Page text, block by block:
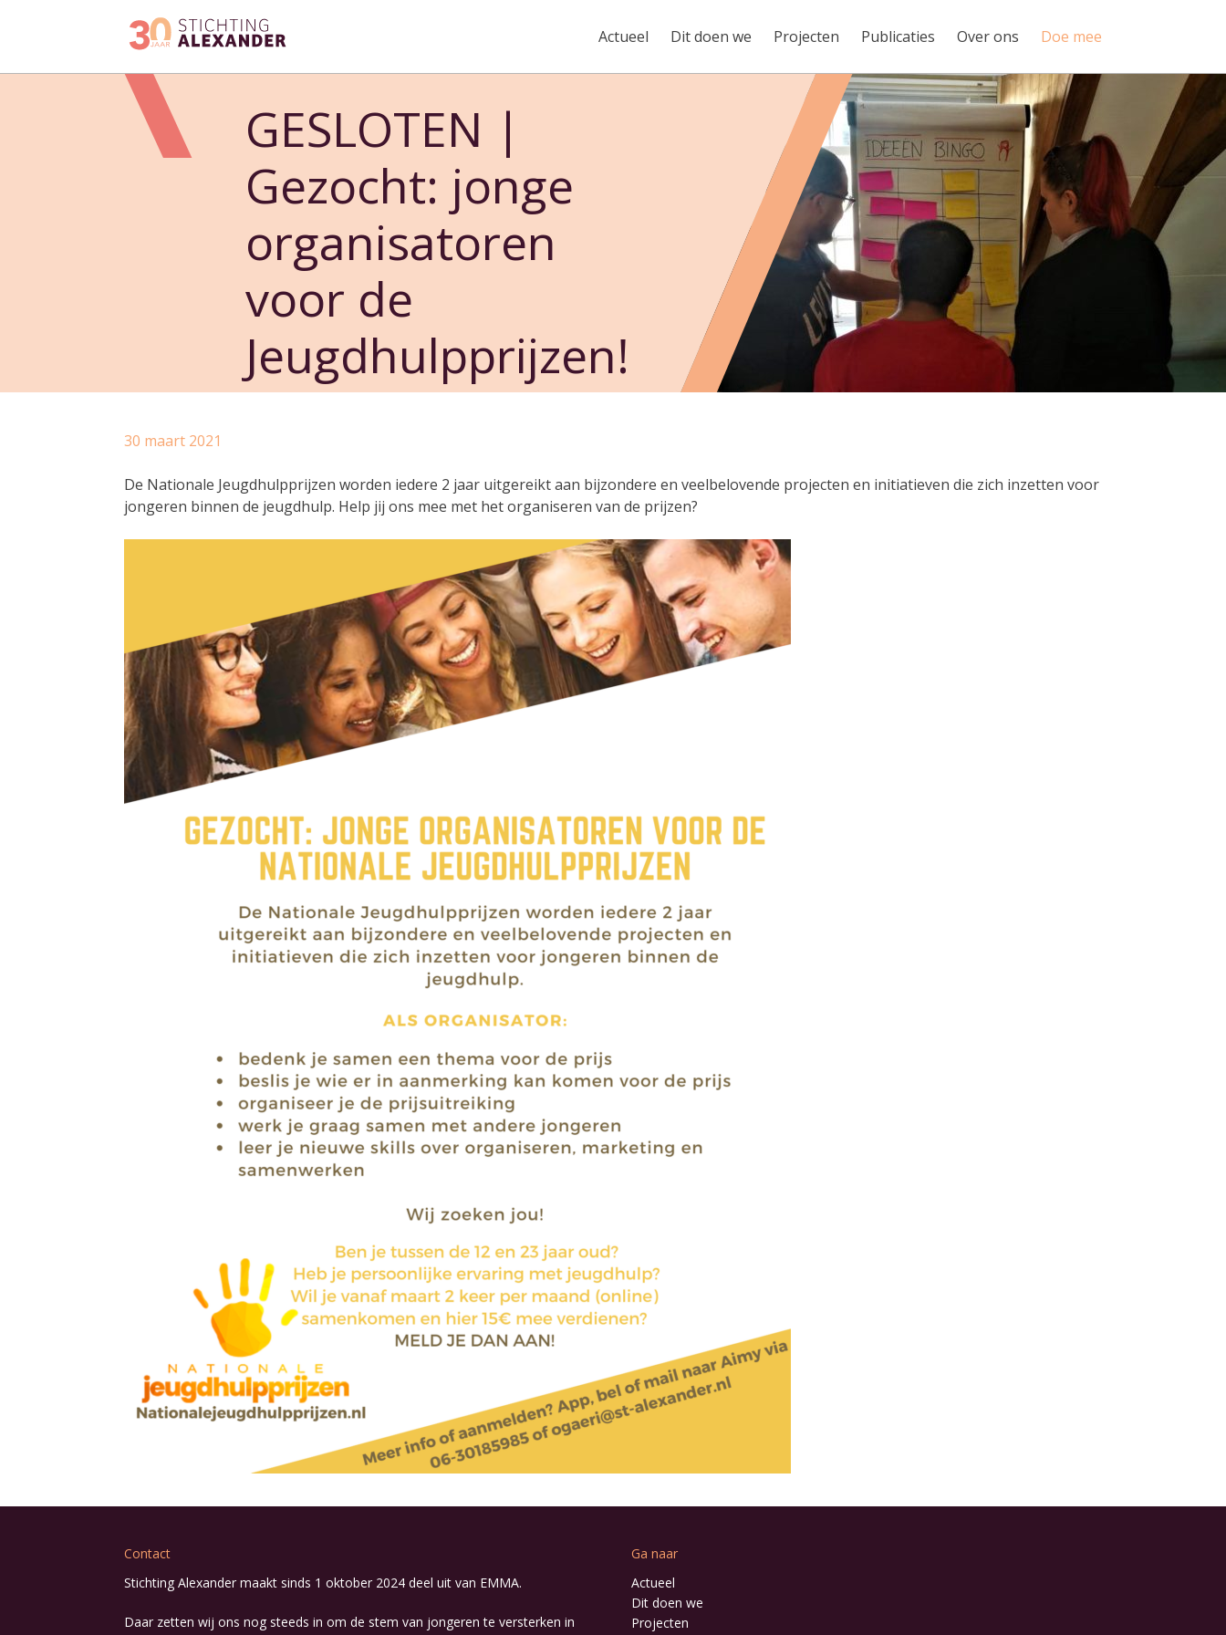
Actueel Dit doen we Projecten Publicaties Over ons Doe mee
GESLOTEN |
Gezocht: jonge
organisatoren
voor de
Jeugdhulpprijzen!
30 maart 2021
De Nationale Jeugdhulpprijzen worden iedere 2 jaar uitgereikt aan bijzondere en veelbelovende projecten en initiatieven die zich inzetten voor
jongeren binnen de jeugdhulp. Help jij ons mee met het organiseren van de prijzen?
Contact
Stichting Alexander maakt sinds 1 oktober 2024 deel uit van EMMA.
Daar zetten wij ons nog steeds in om de stem van jongeren te versterken in
Ga naar
Actueel
Dit doen we
Projecten